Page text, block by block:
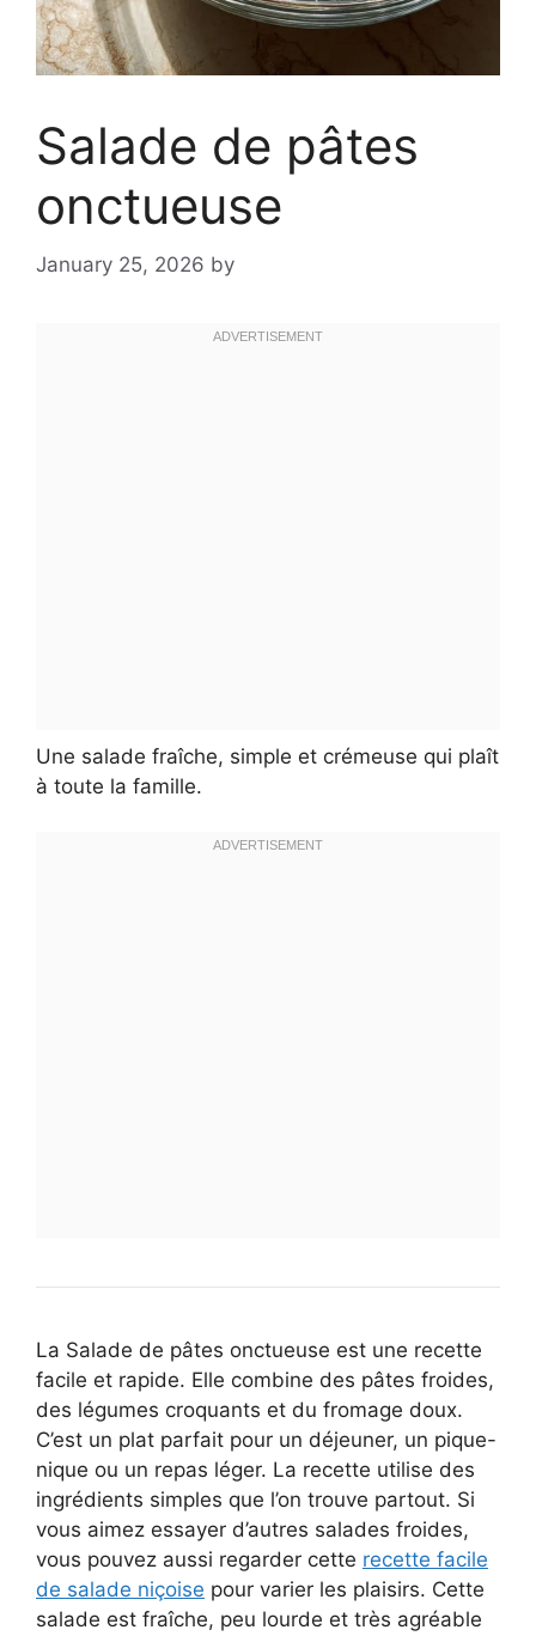
Salade de pâtes
onctueuse
January 25, 2026 by
Une salade fraîche, simple et crémeuse qui plaît
à toute la famille.
La Salade de pâtes onctueuse est une recette
facile et rapide. Elle combine des pâtes froides,
des légumes croquants et du fromage doux.
C’est un plat parfait pour un déjeuner, un pique-
nique ou un repas léger. La recette utilise des
ingrédients simples que l’on trouve partout. Si
vous aimez essayer d’autres salades froides,
vous pouvez aussi regarder cette recette facile
de salade niçoise pour varier les plaisirs. Cette
salade est fraîche, peu lourde et très agréable